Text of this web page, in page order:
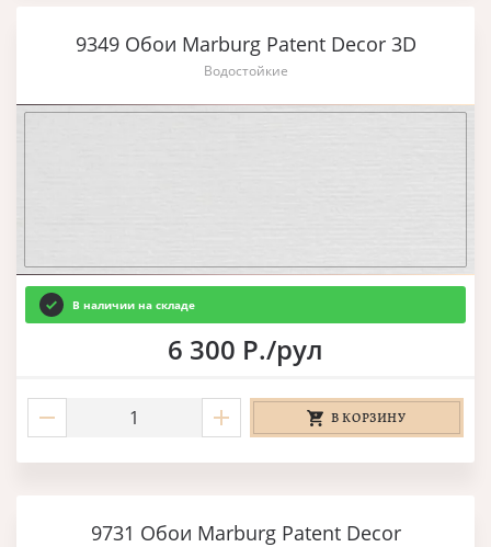
9349 Обои Marburg Patent Decor 3D
Водостойкие
В наличии на складе
6 300 Р./рул
В КОРЗИНУ
9731 Обои Marburg Patent Decor